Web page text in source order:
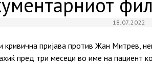
18.07.2022
кривична пријава против Жан Митрев,
пред три месеци во име на пациент